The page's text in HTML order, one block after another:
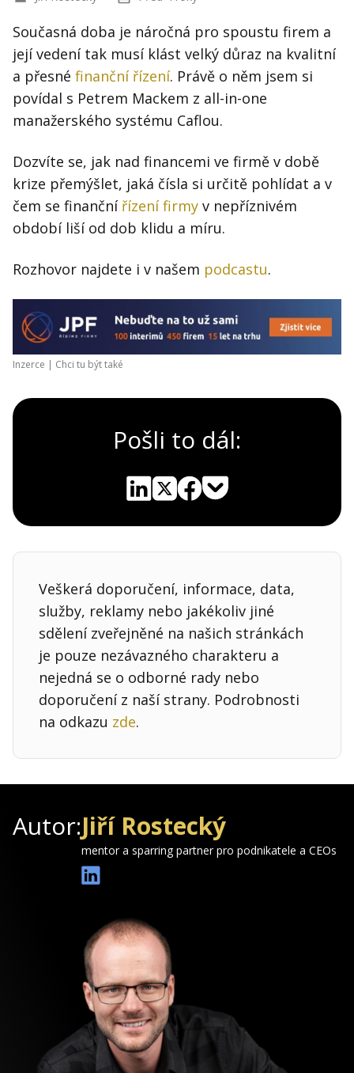
Současná doba je náročná pro spoustu firem a
její vedení tak musí klást velký důraz na kvalitní
a přesné finanční řízení. Právě o něm jsem si
povídal s Petrem Mackem z all-in-one
manažerského systému Caflou.
Dozvíte se, jak nad financemi ve firmě v době
krize přemýšlet, jaká čísla si určitě pohlídat a v
čem se finanční řízení firmy v nepříznivém
období liší od dob klidu a míru.
Rozhovor najdete i v našem podcastu.
Inzerce | Chci tu být také
Pošli to dál:
Veškerá doporučení, informace, data,
služby, reklamy nebo jakékoliv jiné
sdělení zveřejněné na našich stránkách
je pouze nezávazného charakteru a
nejedná se o odborné rady nebo
doporučení z naší strany. Podrobnosti
na odkazu zde.
Autor:Jiří Rostecký
mentor a sparring partner pro podnikatele a CEOs